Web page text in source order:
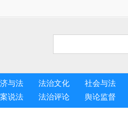
与法 法治文化 社会与法
说法 法治评论 舆论监督